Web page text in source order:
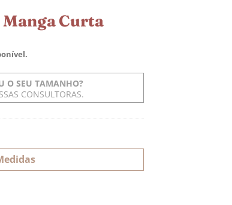
Curta
O SEU TAMANHO?
CONSULTORAS.